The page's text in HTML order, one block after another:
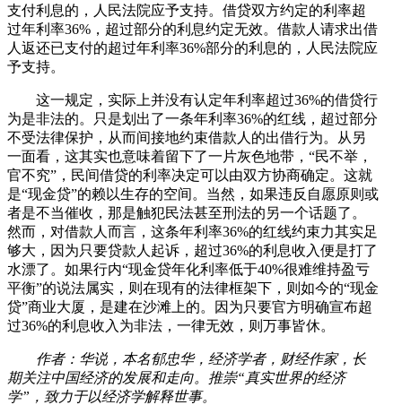
支付利息的，人民法院应予支持。借贷双方约定的利率超
过年利率36%，超过部分的利息约定无效。借款人请求出借
人返还已支付的超过年利率36%部分的利息的，人民法院应
予支持。
这一规定，实际上并没有认定年利率超过36%的借贷行
为是非法的。只是划出了一条年利率36%的红线，超过部分
不受法律保护，从而间接地约束借款人的出借行为。从另
一面看，这其实也意味着留下了一片灰色地带，“民不举，
官不究”，民间借贷的利率决定可以由双方协商确定。这就
是“现金贷”的赖以生存的空间。当然，如果违反自愿原则或
者是不当催收，那是触犯民法甚至刑法的另一个话题了。
然而，对借款人而言，这条年利率36%的红线约束力其实足
够大，因为只要贷款人起诉，超过36%的利息收入便是打了
水漂了。如果行内“现金贷年化利率低于40%很难维持盈亏
平衡”的说法属实，则在现有的法律框架下，则如今的“现金
贷”商业大厦，是建在沙滩上的。因为只要官方明确宣布超
过36%的利息收入为非法，一律无效，则万事皆休。
作者：华说，本名郁忠华，经济学者，财经作家，长
期关注中国经济的发展和走向。推崇“真实世界的经济
学”，致力于以经济学解释世事。